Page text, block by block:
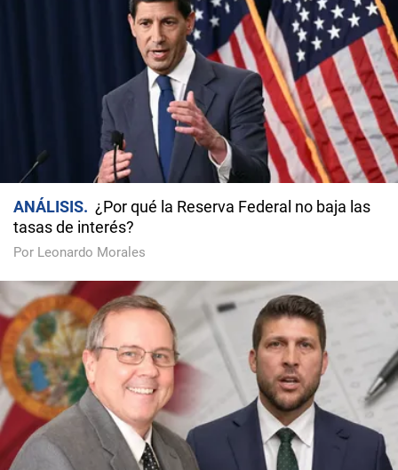
ANÁLISIS
¿Por qué la Reserva Federal no baja las
tasas de interés?
Por Leonardo Morales